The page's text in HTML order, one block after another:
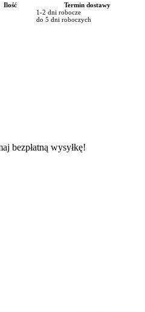
Ilość
Termin dostawy
1-2 dni robocze
do 5 dni roboczych
bezpłatną wysyłkę!